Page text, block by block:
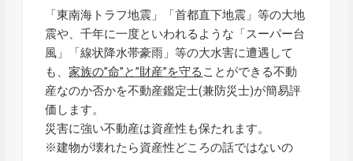
「東南海トラフ地震」「首都直下地震」等の大地
震や、千年に一度といわれるような「スーパー台
風」「線状降水帯豪雨」等の大水害に遭遇して
も、家族の”命”と”財産”を守る ことができる不動
産なのか否かを不動産鑑定士(兼防災士)が簡易評
価します。
災害に強い不動産は資産性も保たれます。
※建物が壊れたら資産性どころの話ではないの